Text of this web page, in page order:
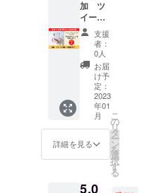
チ りょ
うじが
あなた
のツ
イート
を添削
しま
す。
https://t
witter.c
om/RY
OJI_PO
RSCHE
のアカ
加 ツ
イート
添削
（20投
稿ま
で）】
支援者
数80人
達成記
念！リ
ターン
を追加
しまし
た。
Twitter
ワー2.4
支援
者：
0人
お届
け予
定：
2023
年01
月
詳細を見る
こ
の
リ
タ
ー
ン
を
選
択
す
る
5,0